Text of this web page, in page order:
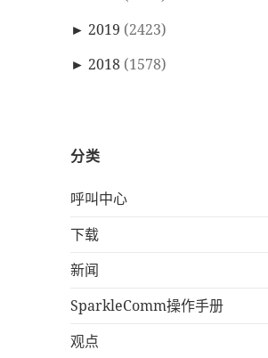
► 2019 (2423)
► 2018 (1578)
分类
呼叫中心
下载
新闻
SparkleComm操作手册
观点